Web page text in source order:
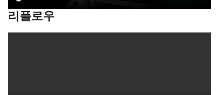
리플로우